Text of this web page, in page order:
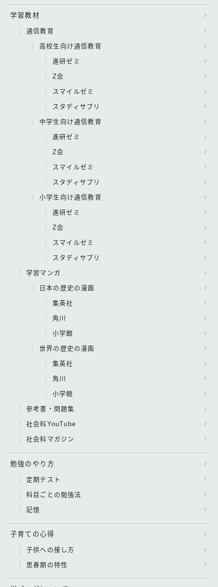
学習教材
通信教育
高校生向け通信教育
進研ゼミ
Z会
スマイルゼミ
スタディサプリ
中学生向け通信教育
進研ゼミ
Z会
スマイルゼミ
スタディサプリ
小学生向け通信教育
進研ゼミ
Z会
スマイルゼミ
スタディサプリ
学習マンガ
日本の歴史の漫画
集英社
角川
小学館
世界の歴史の漫画
集英社
角川
小学館
参考書・問題集
社会科YouTube
社会科マガジン
勉強のやり方
定期テスト
科目ごとの勉強法
記憶
子育ての心得
子供への接し方
思春期の特性